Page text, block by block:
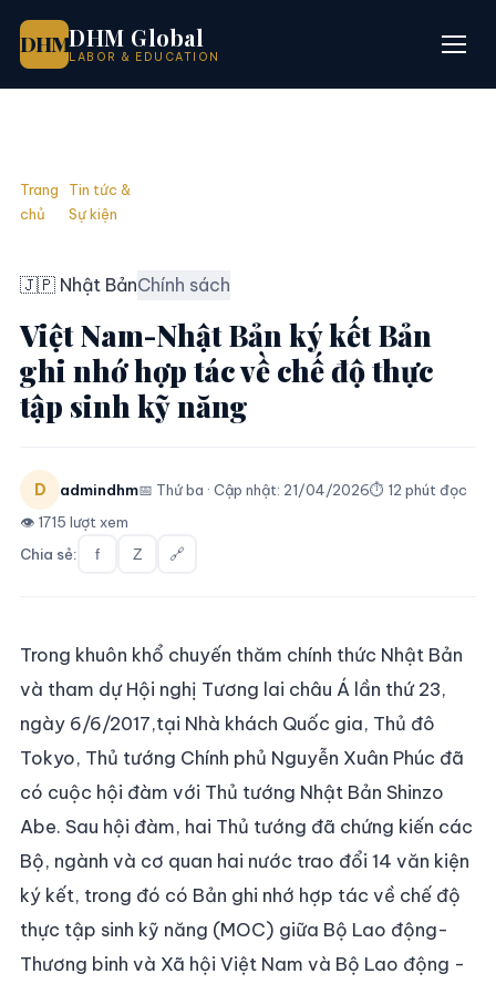
DHMDHM Global
LABOR & EDUCATION
Trang
chủ
Tin tức &
Sự kiện
🇯🇵 Nhật BảnChính sách
Việt Nam-Nhật Bản ký kết Bản
ghi nhớ hợp tác về chế độ thực
tập sinh kỹ năng
D admindhm📅 Thứ ba · Cập nhật: 21/04/2026⏱ 12 phút đọc
👁 1715 lượt xem
Chia sẻ:
f Z 🔗
Trong khuôn khổ chuyến thăm chính thức Nhật Bản
và tham dự Hội nghị Tương lai châu Á lần thứ 23,
ngày 6/6/2017,tại Nhà khách Quốc gia, Thủ đô
Tokyo, Thủ tướng Chính phủ Nguyễn Xuân Phúc đã
có cuộc hội đàm với Thủ tướng Nhật Bản Shinzo
Abe. Sau hội đàm, hai Thủ tướng đã chứng kiến các
Bộ, ngành và cơ quan hai nước trao đổi 14 văn kiện
ký kết, trong đó có Bản ghi nhớ hợp tác về chế độ
thực tập sinh kỹ năng (MOC) giữa Bộ Lao động-
Thương binh và Xã hội Việt Nam và Bộ Lao động -